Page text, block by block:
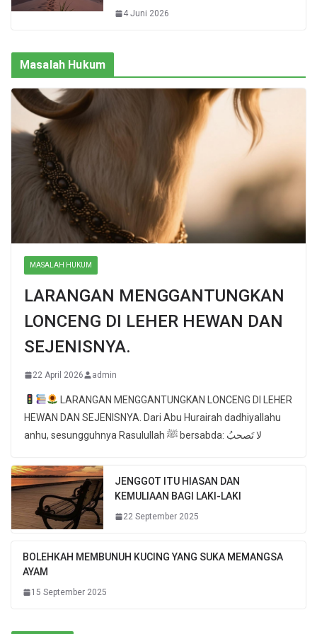
4 Juni 2026
Masalah Hukum
MASALAH HUKUM
LARANGAN MENGGANTUNGKAN
LONCENG DI LEHER HEWAN DAN
SEJENISNYA.
22 April 2026 admin
LARANGAN MENGGANTUNGKAN LONCENG DI LEHER
HEWAN DAN SEJENISNYA. Dari Abu Hurairah dadhiyallahu
anhu, sesungguhnya Rasulullah ﷺ bersabda: لا تَصحبُ
JENGGOT ITU HIASAN DAN
KEMULIAAN BAGI LAKI-LAKI
22 September 2025
BOLEHKAH MEMBUNUH KUCING YANG SUKA MEMANGSA
AYAM
15 September 2025